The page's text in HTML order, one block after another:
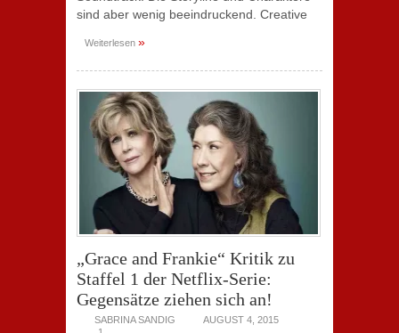
sind aber wenig beeindruckend. Creative
Weiterlesen »
„Grace and Frankie“ Kritik zu
Staffel 1 der Netflix-Serie:
Gegensätze ziehen sich an!
SABRINA SANDIG
AUGUST 4, 2015